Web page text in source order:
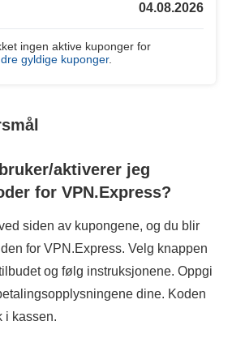
04.08.2026
ingen aktive kuponger for
gyldige kuponger.
aktiverer jeg
for VPN.Express?
siden av kupongene, og du blir
for VPN.Express. Velg knappen
og følg instruksjonene. Oppgi
dine. Koden
i kassen.